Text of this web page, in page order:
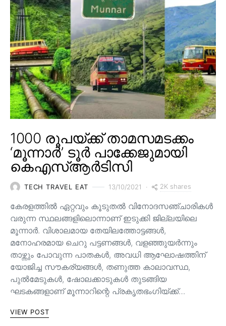
1000 രൂപയ്ക്ക് താമസമടക്കം
‘മൂന്നാർ’ ടൂർ പാക്കേജുമായി
കെഎസ്ആർടിസി
TECH TRAVEL EAT 13/10/2021 2K shares
കേരളത്തിൽ ഏറ്റവും കൂടുതൽ വിനോദസഞ്ചാരികൾ
വരുന്ന സ്ഥലങ്ങളിലൊന്നാണ് ഇടുക്കി ജില്ലയിലെ
മൂന്നാർ. വിശാലമായ തേയിലത്തോട്ടങ്ങള്‍,
മനോഹരമായ ചെറു പട്ടണങ്ങള്‍, വളഞ്ഞുയര്‍ന്നും
താഴ്ന്നും പോവുന്ന പാതകള്‍, അവധി ആഘോഷത്തിന്
യോജിച്ച സൗകര്യങ്ങള്‍, തണുത്ത കാലാവസ്ഥ,
പുൽമേടുകൾ, ഷോലക്കാടുകൾ തുടങ്ങിയ
ഘടകങ്ങളാണ് മൂന്നാറിന്റെ പ്രകൃതഭംഗിയ്ക്ക്…
VIEW POST